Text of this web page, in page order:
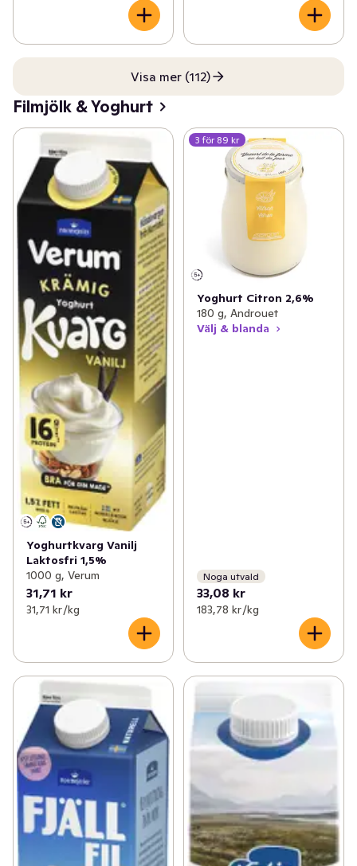
Visa mer (112)
Filmjölk & Yoghurt
Yoghurtkvarg Vanilj
Laktosfri 1,5%
1000 g, Verum
31,71 kr
31,71 kr /kg
3 för 89 kr
Yoghurt Citron 2,6%
180 g, Androuet
Välj & blanda
Noga utvald
33,08 kr
183,78 kr /kg